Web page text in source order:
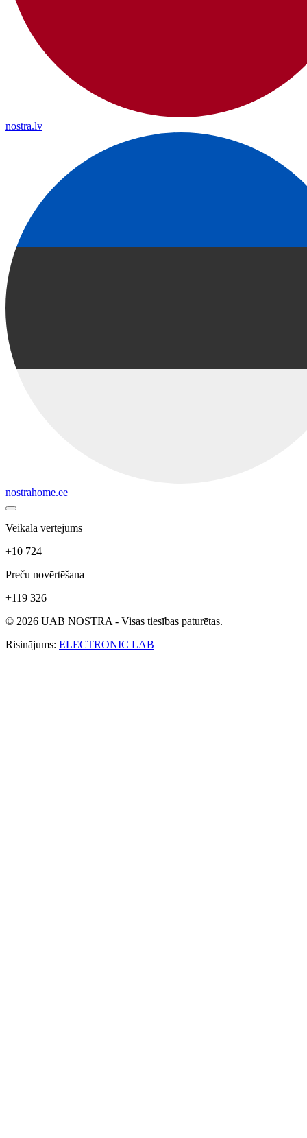
nostra.lv
nostrahome.ee
Veikala vērtējums
+10 724
Preču novērtēšana
+119 326
© 2026 UAB NOSTRA - Visas tiesības paturētas.
Risinājums: ELECTRONIC LAB